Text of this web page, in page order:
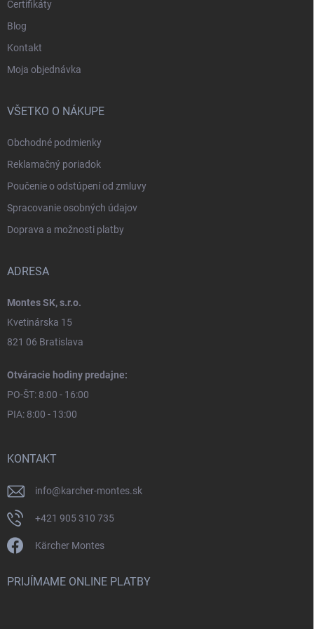
Certifikáty
Blog
Kontakt
Moja objednávka
VŠETKO O NÁKUPE
Obchodné podmienky
Reklamačný poriadok
Poučenie o odstúpení od zmluvy
Spracovanie osobných údajov
Doprava a možnosti platby
ADRESA
Montes SK, s.r.o.
Kvetinárska 15
821 06 Bratislava
Otváracie hodiny predajne:
PO-ŠT: 8:00 - 16:00
PIA: 8:00 - 13:00
KONTAKT
info@karcher-montes.sk
+421 905 310 735
Kärcher Montes
PRIJÍMAME ONLINE PLATBY